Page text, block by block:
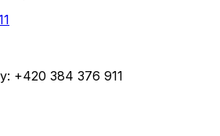
+420 384 376 911